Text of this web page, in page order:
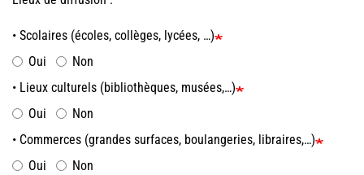
• Scolaires (écoles, collèges, lycées, …)
Oui
Non
• Lieux culturels (bibliothèques, musées,…)
Oui
Non
• Commerces (grandes surfaces, boulangeries, libraires,…)
Oui
Non